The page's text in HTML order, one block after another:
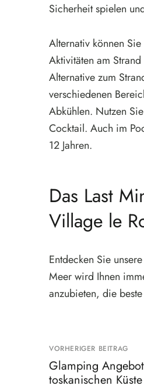
Sicherheit spielen
Alternativ können
Aktivitäten am
Alternative zum
verschiedenen
Abkühlen. Nutzen
Cocktail. Auch im
12 Jahren.
Das Last
Village le
Entdecken Sie
Meer wird Ihnen
anzubieten, die
VORHERIGER BEITRAG
Glamping
toskanischen Küste